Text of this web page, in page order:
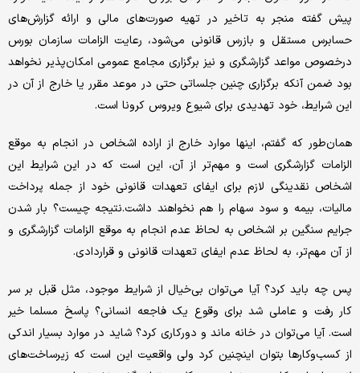
پیش گفته منجر به تاخیر در تهیه صورت‌های مالی و ارائه گزارش‌های
حسابرس مستقل و بازرس قانونی می‌شود، رعایت الزامات سازمان بورس
درخصوص مواعد گزارشگری و نیز برگزاری مجامع عمومی امکان‌پذیر نخواهد
بود ضمن آنکه برگزاری چنین جلساتی حتی در موعد مقرر یا خارج از آن در
این شرایط، خود تهدیدی برای شیوع ویروس کرونا است.
همان‌طور که گفتم، اینها موارد خارج از اراده اشخاص در انجام به موقع
الزامات گزارشگری است و مهم‌تر از آن، این است که در این شرایط این
اشخاص نقدینگی لازم برای ایفای تعهدات قانونی خود از جمله پرداخت
مالیات، بیمه و سود سهام را هم نخواهند داشت.نتیجه چیست؟ بار شدن
جرایم سنگین بر اشخاص به لحاظ عدم انجام به موقع الزامات گزارشگری و
از آن مهم‌تر، به لحاظ عدم ایفای تعهدات قانونی و قراردادی.
پس چه باید کرد؟ آیا می‌توان بی‌خیال از شرایط موجود، مثل قبل بر سر
کار رفت و عاملی شد برای وقوع یک فاجعه انسانی؟ پاسخ مسلما خیر
است. آیا می‌توان در خانه ماند و دورکاری کرد؟ شاید در موارد بسیار اندکی
از کسب‌و‌کارها بتوان اینچنین کرد ولی واقعیت این است که زیرساخت‌های